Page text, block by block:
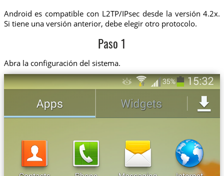
Android es compatible con L2TP/IPsec desde la versión 4.2x.
Si tiene una versión anterior, debe elegir otro protocolo.
Paso 1
Abra la configuración del sistema.